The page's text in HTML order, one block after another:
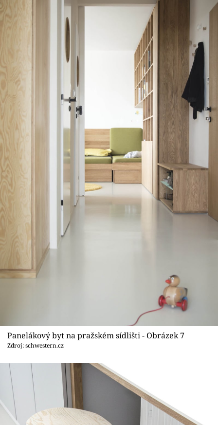
Panelákový byt na pražském sídlišti - Obrázek 7
Zdroj: schwestern.cz